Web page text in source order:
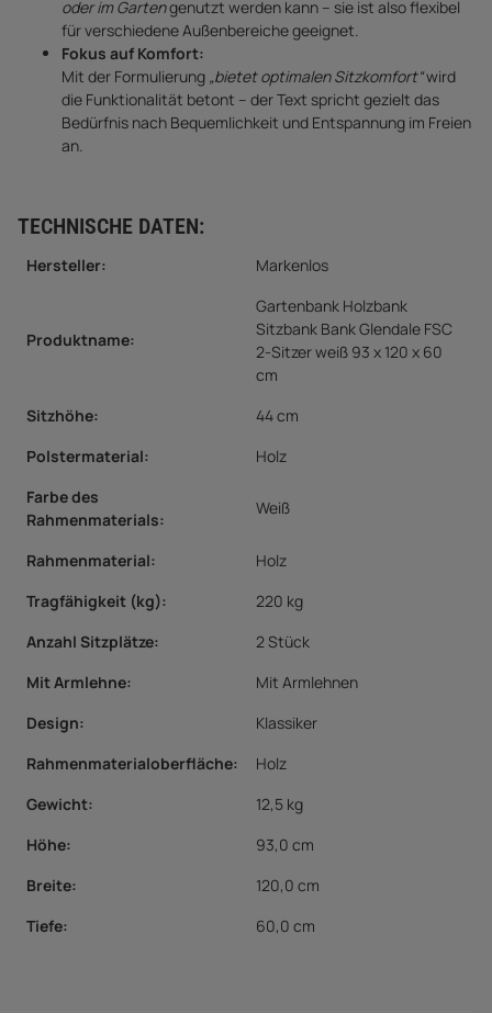
oder im Gartengenutzt werden kann – sie ist also flexibel
für verschiedene Außenbereiche geeignet.
Fokus auf Komfort:
Mit der Formulierung „bietet optimalen Sitzkomfort“wird
die Funktionalität betont – der Text spricht gezielt das
Bedürfnis nach Bequemlichkeit und Entspannung im Freien
an.
TECHNISCHE DATEN:
Hersteller: Markenlos
Produktname:
Gartenbank Holzbank
Sitzbank Bank Glendale FSC
2-Sitzer weiß 93 x 120 x 60
cm
Sitzhöhe:
44 cm
Polstermaterial:
Holz
Farbe des
Rahmenmaterials:
Weiß
Rahmenmaterial:
Holz
Tragfähigkeit (kg):
220 kg
Anzahl Sitzplätze:
2 Stück
Mit Armlehne:
Mit Armlehnen
Design:
Klassiker
Rahmenmaterialoberfläche:
Holz
Gewicht:
12,5 kg
Höhe:
93,0 cm
Breite:
120,0 cm
Tiefe:
60,0 cm